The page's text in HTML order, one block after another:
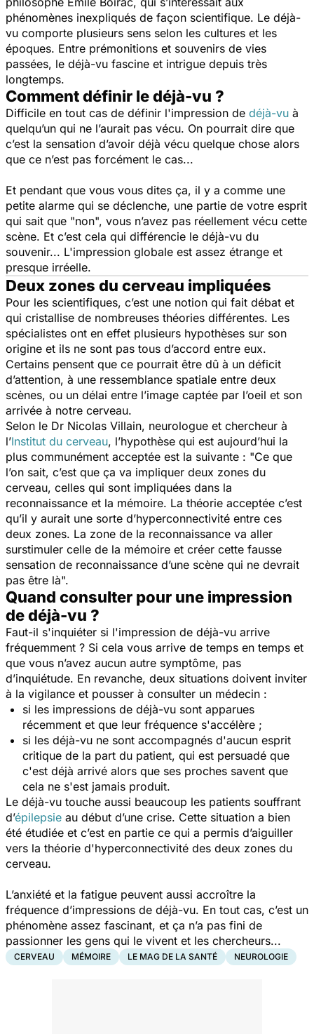
phénomènes inexpliqués de façon scientifique. Le déjà-
vu comporte plusieurs sens selon les cultures et les
époques. Entre prémonitions et souvenirs de vies
passées, le déjà-vu fascine et intrigue depuis très
longtemps.
Comment définir le déjà-vu ?
Difficile en tout cas de définir l'impression de déjà-vu à
quelqu’un qui ne l’aurait pas vécu. On pourrait dire que
c’est la sensation d’avoir déjà vécu quelque chose alors
que ce n’est pas forcément le cas...
Et pendant que vous vous dites ça, il y a comme une
petite alarme qui se déclenche, une partie de votre esprit
qui sait que "non", vous n’avez pas réellement vécu cette
scène. Et c’est cela qui différencie le déjà-vu du
souvenir... L'impression globale est assez étrange et
presque irréelle.
Deux zones du cerveau impliquées
Pour les scientifiques, c’est une notion qui fait débat et
qui cristallise de nombreuses théories différentes. Les
spécialistes ont en effet plusieurs hypothèses sur son
origine et ils ne sont pas tous d’accord entre eux.
Certains pensent que ce pourrait être dû à un déficit
d’attention, à une ressemblance spatiale entre deux
scènes, ou un délai entre l’image captée par l’oeil et son
arrivée à notre cerveau.
Selon le Dr Nicolas Villain, neurologue et chercheur à
l’Institut du cerveau, l’hypothèse qui est aujourd’hui la
plus communément acceptée est la suivante : "Ce que
l’on sait, c’est que ça va impliquer deux zones du
cerveau, celles qui sont impliquées dans la
reconnaissance et la mémoire. La théorie acceptée c’est
qu’il y aurait une sorte d’hyperconnectivité entre ces
deux zones. La zone de la reconnaissance va aller
surstimuler celle de la mémoire et créer cette fausse
sensation de reconnaissance d’une scène qui ne devrait
pas être là".
Quand consulter pour une impression
de déjà-vu ?
Faut-il s'inquiéter si l'impression de déjà-vu arrive
fréquemment ? Si cela vous arrive de temps en temps et
que vous n’avez aucun autre symptôme, pas
d’inquiétude. En revanche, deux situations doivent inviter
à la vigilance et pousser à consulter un médecin :
si les impressions de déjà-vu sont apparues
récemment et que leur fréquence s'accélère ;
si les déjà-vu ne sont accompagnés d'aucun esprit
critique de la part du patient, qui est persuadé que
c'est déjà arrivé alors que ses proches savent que
cela ne s'est jamais produit.
Le déjà-vu touche aussi beaucoup les patients souffrant
d’épilepsie au début d’une crise. Cette situation a bien
été étudiée et c’est en partie ce qui a permis d’aiguiller
vers la théorie d'hyperconnectivité des deux zones du
cerveau.
L’anxiété et la fatigue peuvent aussi accroître la
fréquence d’impressions de déjà-vu. En tout cas, c’est un
phénomène assez fascinant, et ça n’a pas fini de
passionner les gens qui le vivent et les chercheurs...
CERVEAU MÉMOIRE LE MAG DE LA SANTÉ NEUROLOGIE